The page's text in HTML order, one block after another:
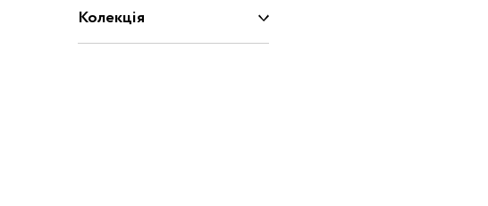
26
Колекція